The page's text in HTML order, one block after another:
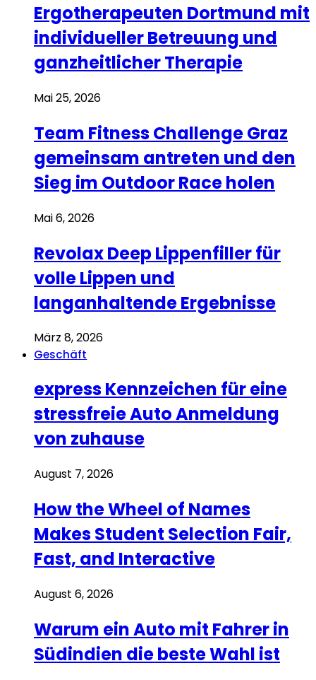
Ergotherapeuten Dortmund mit
individueller Betreuung und
ganzheitlicher Therapie
Mai 25, 2026
Team Fitness Challenge Graz
gemeinsam antreten und den
Sieg im Outdoor Race holen
Mai 6, 2026
Revolax Deep Lippenfiller für
volle Lippen und
langanhaltende Ergebnisse
März 8, 2026
Geschäft
express Kennzeichen für eine
stressfreie Auto Anmeldung
von zuhause
August 7, 2026
How the Wheel of Names
Makes Student Selection Fair,
Fast, and Interactive
August 6, 2026
Warum ein Auto mit Fahrer in
Südindien die beste Wahl ist